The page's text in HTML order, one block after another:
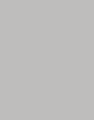
lavorato) che
o due shot di
e micro-schiuma
il caffè latte, il caffè al
dell’espresso è più